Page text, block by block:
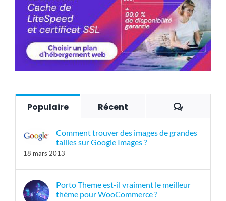
Populaire Récent
Comment trouver des images de grandes
tailles sur Google Images ?
18 mars 2013
Porto Theme est-il vraiment le meilleur
thème pour WooCommerce ?